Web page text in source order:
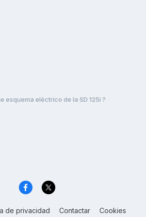
esquema eléctrico de la SD 125i ?
de privacidad Contactar Cookies